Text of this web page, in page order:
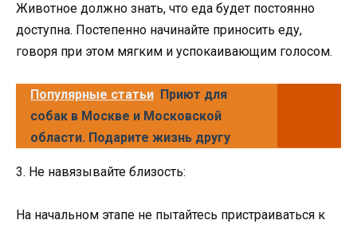
Животное должно знать, что еда будет постоянно
доступна. Постепенно начинайте приносить еду,
говоря при этом мягким и успокаивающим голосом.
Популярные статьи Приют для
собак в Москве и Московской
области. Подарите жизнь другу
3. Не навязывайте близость:
На начальном этапе не пытайтесь пристраиваться к